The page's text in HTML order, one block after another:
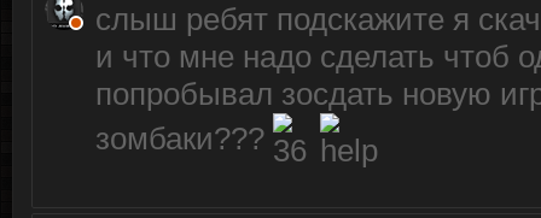
слыш ребят подскажите я
и что мне надо сделать чтоб
попробывал зосдать новую
зомбаки???